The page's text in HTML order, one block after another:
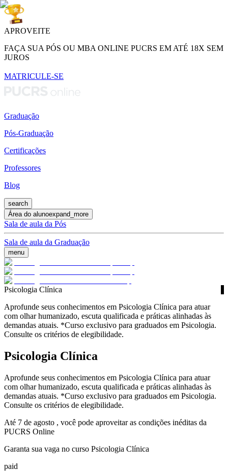
APROVEITE
FAÇA SUA PÓS OU MBA ONLINE PUCRS EM ATÉ 18X SEM
JUROS
MATRICULE-SE
Graduação
Pós-Graduação
Certificações
Professores
Blog
search
Área do alunoexpand_more
Sala de aula da Pós
Sala de aula da Graduação
menu
Psicologia Clínica
Aprofunde seus conhecimentos em Psicologia Clínica para atuar
com olhar humanizado, escuta qualificada e práticas alinhadas às
demandas atuais. *Curso exclusivo para graduados em Psicologia.
Consulte os critérios de elegibilidade.
Psicologia Clínica
Aprofunde seus conhecimentos em Psicologia Clínica para atuar
com olhar humanizado, escuta qualificada e práticas alinhadas às
demandas atuais. *Curso exclusivo para graduados em Psicologia.
Consulte os critérios de elegibilidade.
Até 7 de agosto , você pode aproveitar as condições inéditas da
PUCRS Online
Garanta sua vaga no curso Psicologia Clínica
paid